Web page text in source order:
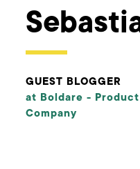
GUEST BLOGGER
at Boldare -
Company